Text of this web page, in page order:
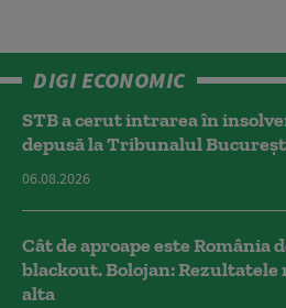
DIGI ECONOMIC
STB a cerut intrarea în
depusă la Tribunalul
06.08.2026
Cât de aproape este România
blackout. Bolojan: Rezultatele
alta